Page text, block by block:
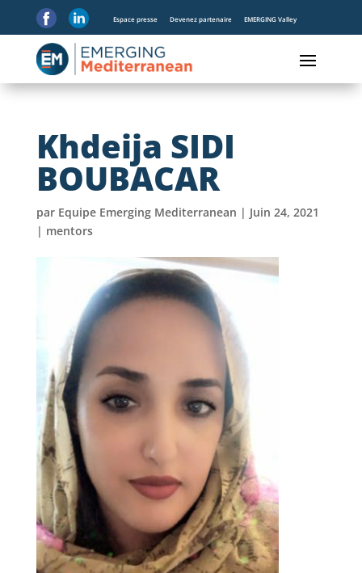
Espace presse Devenez partenaire EMERGING Valley
Khdeija SIDI
BOUBACAR
par Equipe Emerging Mediterranean | Juin 24, 2021
| mentors